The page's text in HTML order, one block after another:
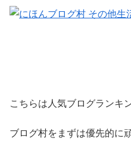
こちらは人気ブログランキ
ブログ村をまずは優先的に